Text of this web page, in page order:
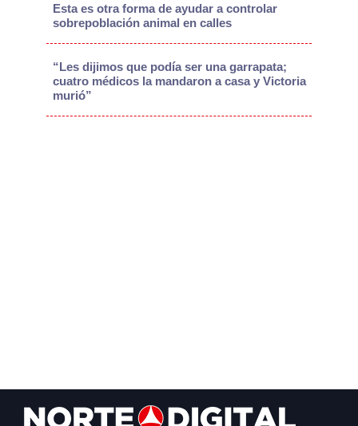
Esta es otra forma de ayudar a controlar
sobrepoblación animal en calles
“Les dijimos que podía ser una garrapata;
cuatro médicos la mandaron a casa y Victoria
murió”
Footer